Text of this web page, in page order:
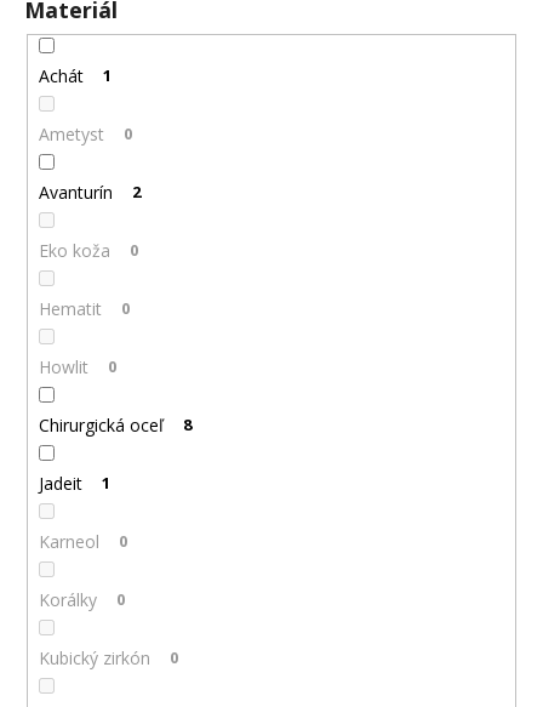
Materiál
Achát 1
Ametyst 0
Avanturín 2
Eko koža 0
Hematit 0
Howlit 0
Chirurgická oceľ 8
Jadeit 1
Karneol 0
Korálky 0
Kubický zirkón 0